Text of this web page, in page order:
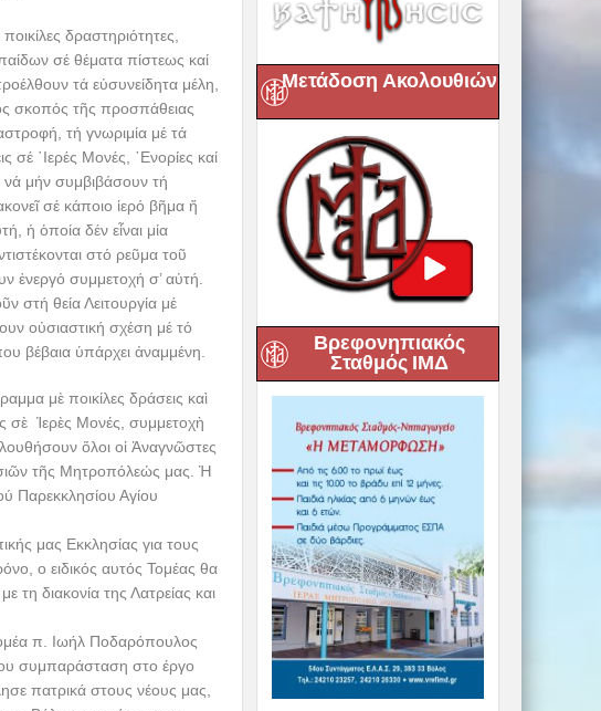
δραστηριότητες,
σέ θέματα πίστεως καί
τά εὐσυνείδητα μέλη,
σκοπός τῆς προσπάθειας
τή γνωριμία μέ τά
σέ ῾Ιερές Μονές, ᾿Ενορίες καί
μήν συμβιβάσουν τή
σέ κάποιο ἱερό βῆμα ἤ
ἡ ὁποία δέν εἶναι μία
στό ρεῦμα τοῦ
ἐνεργό συμμετοχή σ’ αὐτή.
στή θεία Λειτουργία μέ
οὐσιαστική σχέση μέ τό
βέβαια ὑπάρχει ἀναμμένη.
μὲ ποικίλες δράσεις καὶ
σὲ Ἱερὲς Μονές, συμμετοχὴ
ὅλοι οἱ Ἀναγνῶστες
τῆς Μητροπόλεώς μας. Ἡ
Παρεκκλησίου Αγίου
μας Εκκλησίας για τους
ο ειδικός αυτός Τομέας θα
τη διακονία της Λατρείας και
π. Ιωήλ Ποδαρόπουλος
συμπαράσταση στο έργο
πατρικά στους νέους μας,
Μετάδοση Ακολουθιών
Βρεφονηπιακός
Σταθμός ΙΜΔ